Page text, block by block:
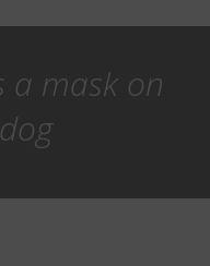
a mask on